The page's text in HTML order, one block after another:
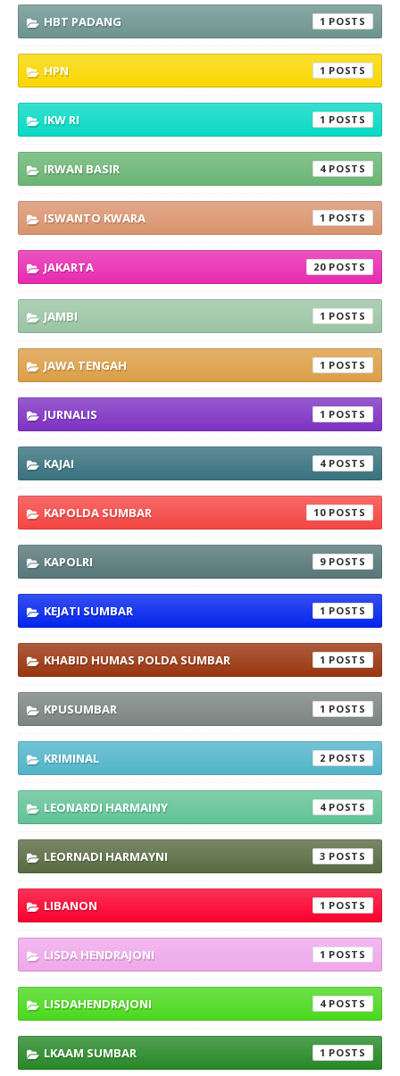
HBT PADANG 1
HPN 1
IKW RI 1
IRWAN BASIR 4
ISWANTO KWARA 1
JAKARTA 20
JAMBI 1
JAWA TENGAH 1
JURNALIS 1
KAJAI 4
KAPOLDA SUMBAR 10
KAPOLRI 9
KEJATI SUMBAR 1
KHABID HUMAS POLDA SUMBAR 1
KPUSUMBAR 1
KRIMINAL 2
LEONARDI HARMAINY 4
LEORNADI HARMAYNI 3
LIBANON 1
LISDA HENDRAJONI 1
LISDAHENDRAJONI 4
LKAAM SUMBAR 1